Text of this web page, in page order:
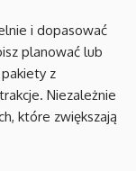
i dopasować
planować lub
z
Niezależnie
które zwiększają